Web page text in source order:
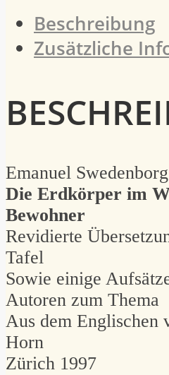
Beschreibung
Zusätzliche
Emanuel Swedenborg
Die Erdkörper im
Bewohner
Revidierte
Tafel
Sowie einige
Autoren zum Thema
Aus dem Englischen
Horn
Zürich 1997